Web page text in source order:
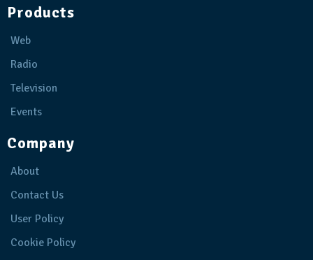
Products
Web
Radio
Television
Events
Company
About
Contact Us
User Policy
Cookie Policy